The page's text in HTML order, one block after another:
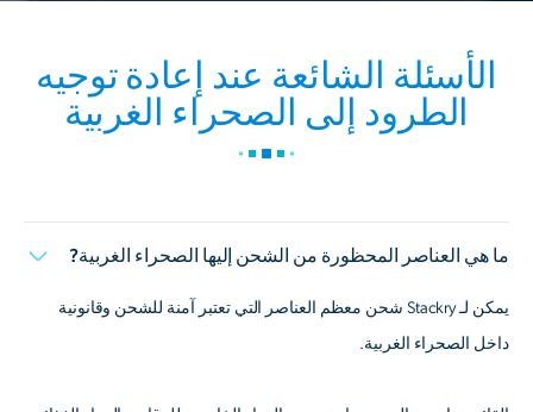
الأسئلة الشائعة عند إعادة توجيه
الطرود إلى الصحراء الغربية
ما هي العناصر المحظورة من الشحن إليها الصحراء الغربية?
يمكن لـ Stackry شحن معظم العناصر التي تعتبر آمنة للشحن وقانونية
داخل الصحراء الغربية.